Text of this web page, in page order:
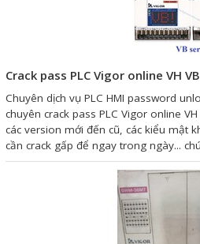
Crack pass PLC Vigor online VH
Chuyên dịch vụ PLC HMI password
chuyên crack pass PLC Vigor online
các version mới đến cũ, các kiểu mật
cần crack gấp để ngay trong ngày...
Giải pháp quản lý bằng mã
Bảng LED điện tử
Bảng điện tử năng suất
Bảng Led hiển thị nhiệt độ
độ ẩm
Đồng hồ thời gian thực